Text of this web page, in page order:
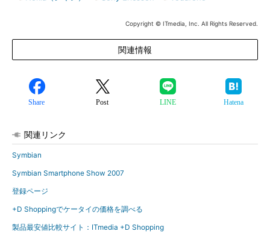
Copyright © ITmedia, Inc. All Rights Reserved.
関連情報
Share Post LINE Hatena
関連リンク
Symbian
Symbian Smartphone Show 2007
登録ページ
+D Shoppingでケータイの価格を調べる
製品最安値比較サイト：ITmedia +D Shopping